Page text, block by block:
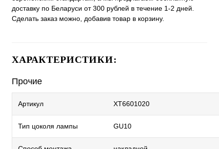
доставку по Беларуси от 300 рублей в течение 1-2 дней.
Сделать заказ можно, добавив товар в корзину.
ХАРАКТЕРИСТИКИ:
Прочие
Артикул XT6601020
Тип цоколя лампы GU10